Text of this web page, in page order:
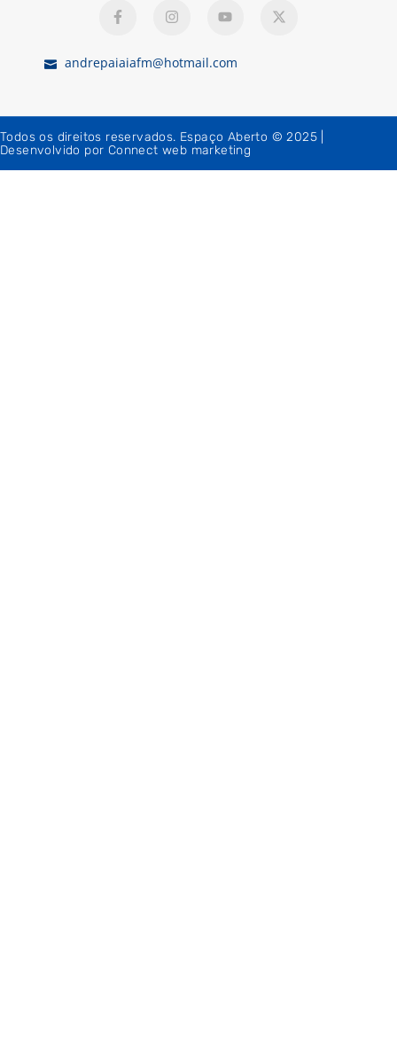
andrepaiaiafm@hotmail.com
Todos os direitos reservados. Espaço Aberto © 2025 |
Desenvolvido por Connect web marketing